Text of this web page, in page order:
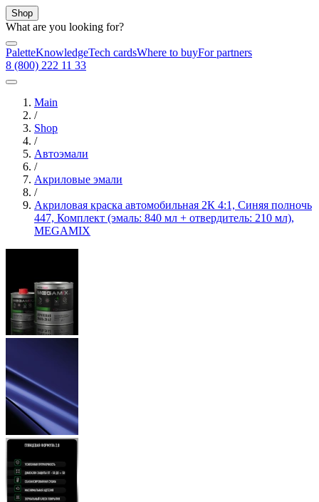
Shop
What are you looking for?
PaletteKnowledgeTech cardsWhere to buyFor partners
8 (800) 222 11 33
Main
/
Shop
/
Автоэмали
/
Акриловые эмали
/
Акриловая краска автомобильная 2К 4:1, Синяя полночь
447, Комплект (эмаль: 840 мл + отвердитель: 210 мл),
MEGAMIX